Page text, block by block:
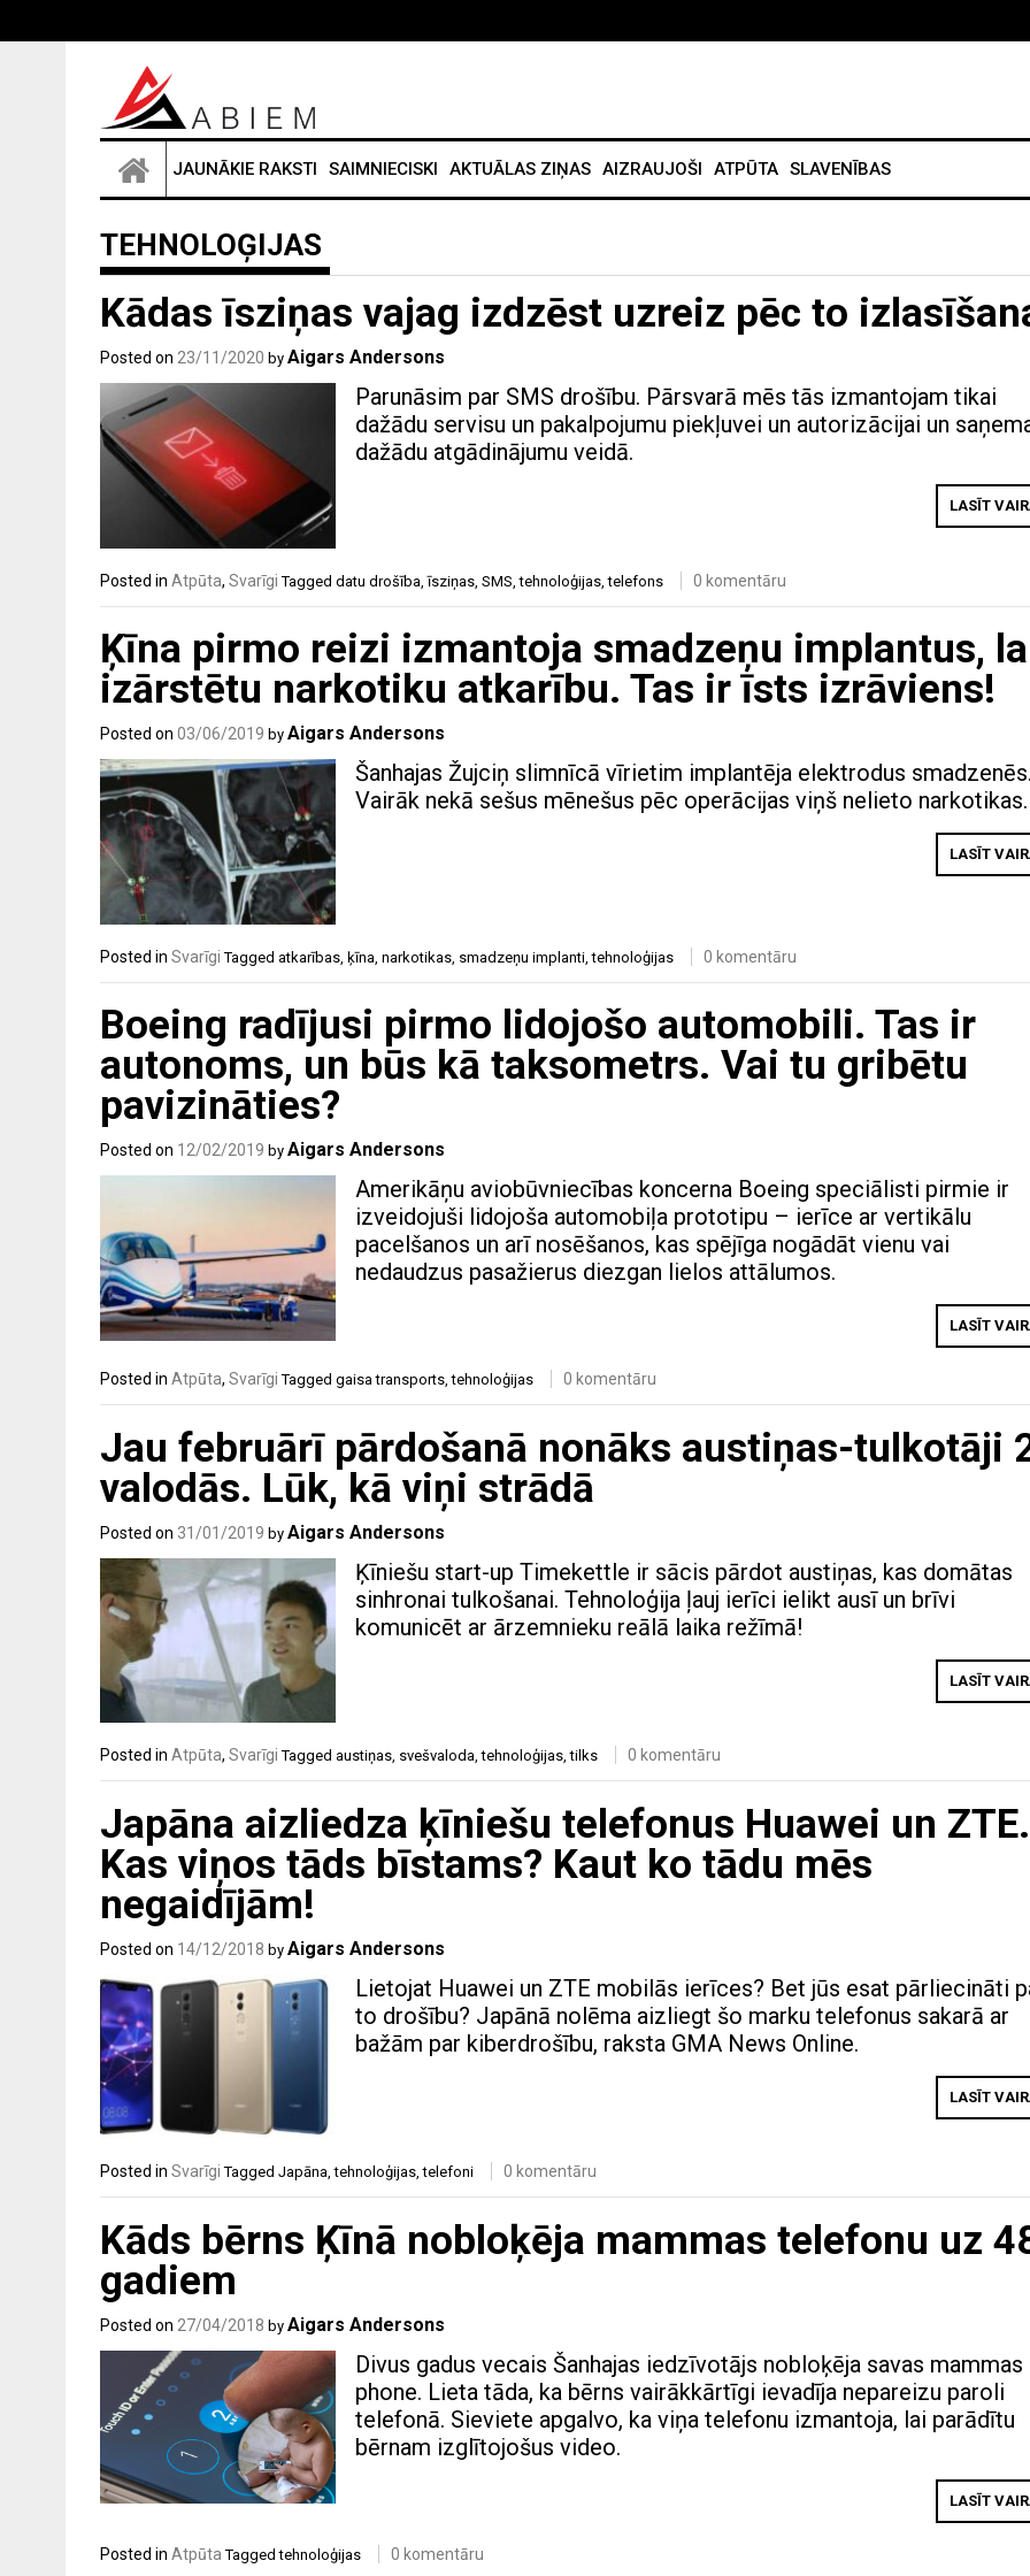
JAUNĀKIE RAKSTI SAIMNIECISKI AKTUĀLAS ZIŅAS AIZRAUJOŠI ATPŪTA SLAVENĪBAS
TEHNOLOĢIJAS
Kādas īsziņas vajag izdzēst uzreiz pēc to
Posted on 23/11/2020 by Aigars Andersons
Parunāsim par SMS drošību. Pārsvarā mēs tās izmantojam tikai
dažādu servisu un pakalpojumu piekļuvei un autorizācijai un
dažādu atgādinājumu veidā.
LASĪT
Posted in Atpūta, Svarīgi Tagged datu drošība ,īsziņas SMS ,tehnoloģijas ,telefons 0 komentāru
Ķīna pirmo reizi izmantoja smadzeņu implantus,
izārstētu narkotiku atkarību. Tas ir īsts izrāviens!
Posted on 03/06/2019 by Aigars Andersons
Šanhajas Žujciņ slimnīcā vīrietim implantēja elektrodus smadzenēs.
Vairāk nekā sešus mēnešus pēc operācijas viņš nelieto narkotikas.
LASĪT
Posted in Svarīgi Tagged atkarības ķīna narkotikas smadzeņu implanti ,tehnoloģijas 0 komentāru
Boeing radījusi pirmo lidojošo automobili. Tas ir
autonoms, un būs kā taksometrs. Vai tu gribētu
pavizināties?
Posted on 12/02/2019 by Aigars Andersons
Amerikāņu aviobūvniecības koncerna Boeing speciālisti pirmie ir
izveidojuši lidojoša automobiļa prototipu – ierīce ar vertikālu
pacelšanos un arī nosēšanos, kas spējīga nogādāt vienu vai
nedaudzus pasažierus diezgan lielos attālumos.
LASĪT
Posted in Atpūta, Svarīgi Tagged gaisa transports,tehnoloģijas 0 komentāru
Jau februārī pārdošanā nonāks austiņas-tulkotāji
valodās. Lūk, kā viņi strādā
Posted on 31/01/2019 by Aigars Andersons
Ķīniešu start-up Timekettle ir sācis pārdot austiņas, kas domātas
sinhronai tulkošanai. Tehnoloģija ļauj ierīci ielikt ausī un brīvi
komunicēt ar ārzemnieku reālā laika režīmā!
LASĪT
Posted in Atpūta, Svarīgi Tagged austiņas, svešvaloda,tehnoloģijas,tilks 0 komentāru
Japāna aizliedza ķīniešu telefonus Huawei un ZTE.
Kas viņos tāds bīstams? Kaut ko tādu mēs
negaidījām!
Posted on 14/12/2018 by Aigars Andersons
Lietojat Huawei un ZTE mobilās ierīces? Bet jūs esat pārliecināti
to drošību? Japānā nolēma aizliegt šo marku telefonus sakarā ar
bažām par kiberdrošību, raksta GMA News Online.
LASĪT
Posted in Svarīgi Tagged Japāna,tehnoloģijas,telefoni 0 komentāru
Kāds bērns Ķīnā nobloķēja mammas telefonu uz
gadiem
Posted on 27/04/2018 by Aigars Andersons
Divus gadus vecais Šanhajas iedzīvotājs nobloķēja savas mammas
phone. Lieta tāda, ka bērns vairākkārtīgi ievadīja nepareizu paroli
telefonā. Sieviete apgalvo, ka viņa telefonu izmantoja, lai parādītu
bērnam izglītojošus video.
LASĪT
Posted in Atpūta Taggedtehnoloģijas 0 komentāru